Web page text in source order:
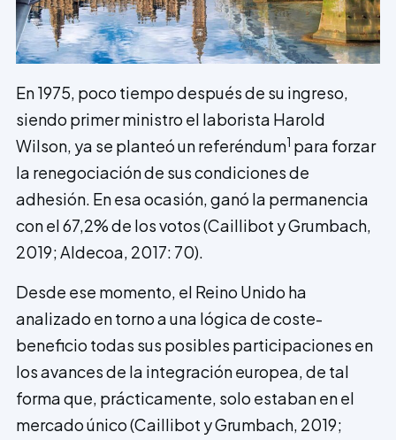
En 1975, poco tiempo después de su ingreso,
siendo primer ministro el laborista Harold
Wilson, ya se planteó un referéndum1 para forzar
la renegociación de sus condiciones de
adhesión. En esa ocasión, ganó la permanencia
con el 67,2% de los votos (Caillibot y Grumbach,
2019; Aldecoa, 2017: 70).
Desde ese momento, el Reino Unido ha
analizado en torno a una lógica de coste-
beneficio todas sus posibles participaciones en
los avances de la integración europea, de tal
forma que, prácticamente, solo estaban en el
mercado único (Caillibot y Grumbach, 2019;